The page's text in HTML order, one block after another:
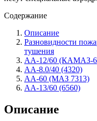
Содержание
Описание
Разновидности
тушения
АА-12/60 (КАМАЗ-
АА-8.0/40 (4320)
АА-60 (МАЗ 7313)
АА-13/60 (6560)
Описание